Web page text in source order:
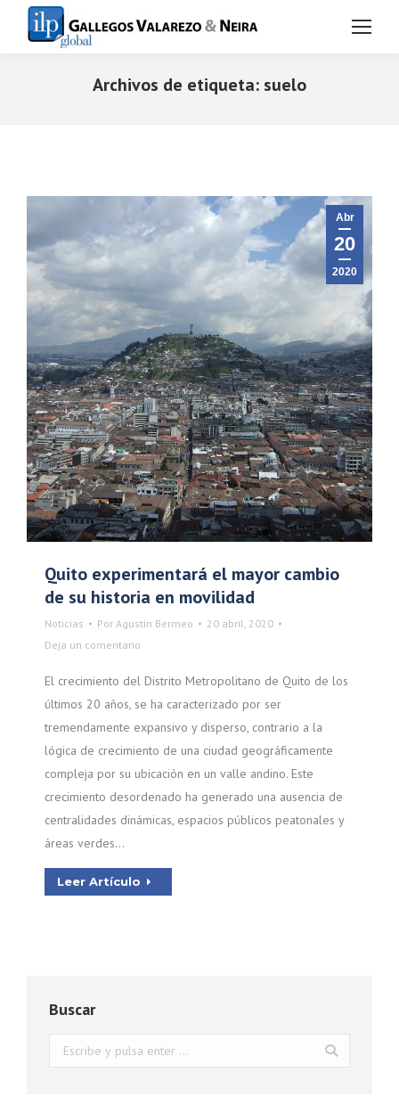
Archivos de etiqueta: suelo
Abr
20
2020
Quito experimentará el mayor cambio
de su historia en movilidad
Noticias Por Agustin Bermeo
20 abril, 2020
Deja un comentario
El crecimiento del Distrito Metropolitano de Quito de los
últimos 20 años, se ha caracterizado por ser
tremendamente expansivo y disperso, contrario a la
lógica de crecimiento de una ciudad geográficamente
compleja por su ubicación en un valle andino. Este
crecimiento desordenado ha generado una ausencia de
centralidades dinámicas, espacios públicos peatonales y
áreas verdes…
Leer Artículo
Buscar
Buscar: